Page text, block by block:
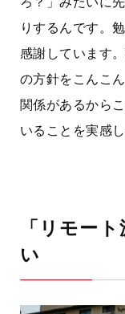
りするんです。
感謝しています
の方針をこんこ
関係があるから
いることを実感
「リモー
い